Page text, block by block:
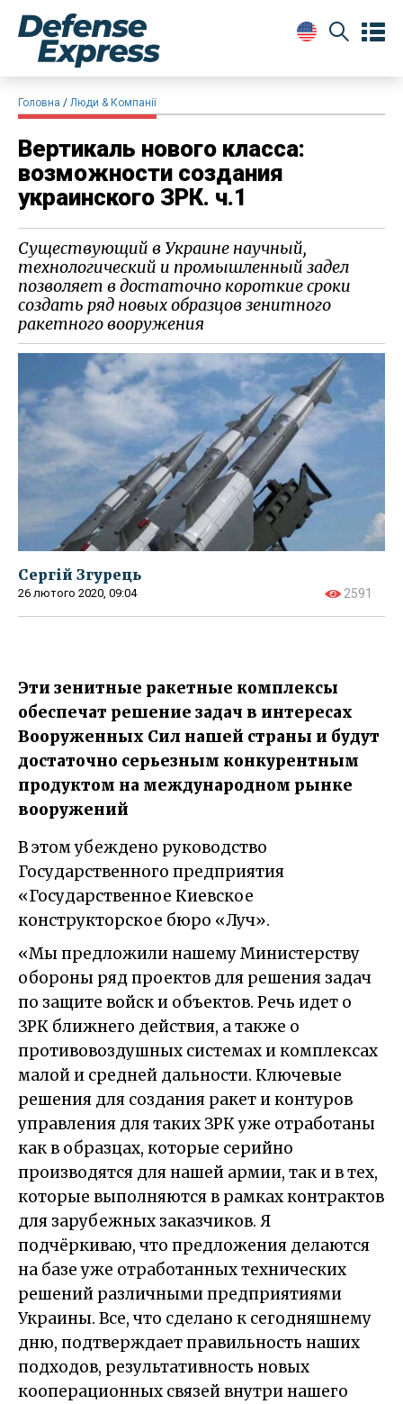
Головна Люди & Компанії
Вертикаль нового класса:
возможности создания
украинского ЗРК. ч.1
Существующий в Украине научный,
технологический и промышленный задел
позволяет в достаточно короткие сроки
создать ряд новых образцов зенитного
ракетного вооружения
Сергій Згурець
26 лютого 2020, 09:04 2591
Эти зенитные ракетные комплексы
обеспечат решение задач в интересах
Вооруженных Сил нашей страны и будут
достаточно серьезным конкурентным
продуктом на международном рынке
вооружений
В этом убеждено руководство
Государственного предприятия
«Государственное Киевское
конструкторское бюро «Луч».
«Мы предложили нашему Министерству
обороны ряд проектов для решения задач
по защите войск и объектов. Речь идет о
ЗРК ближнего действия, а также о
противовоздушных системах и комплексах
малой и средней дальности. Ключевые
решения для создания ракет и контуров
управления для таких ЗРК уже отработаны
как в образцах, которые серийно
производятся для нашей армии, так и в тех,
которые выполняются в рамках контрактов
для зарубежных заказчиков. Я
подчёркиваю, что предложения делаются
на базе уже отработанных технических
решений различными предприятиями
Украины. Все, что сделано к сегодняшнему
дню, подтверждает правильность наших
подходов, результативность новых
кооперационных связей внутри нашего